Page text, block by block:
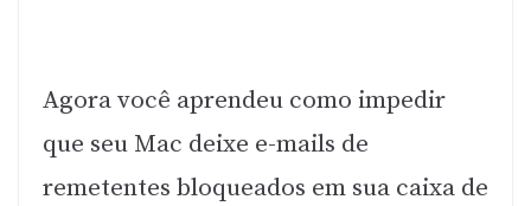
Agora você aprendeu como impedir
que seu Mac deixe e-mails de
remetentes bloqueados em sua caixa de